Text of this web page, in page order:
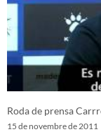
Roda de prensa
15 de novembre de 2011